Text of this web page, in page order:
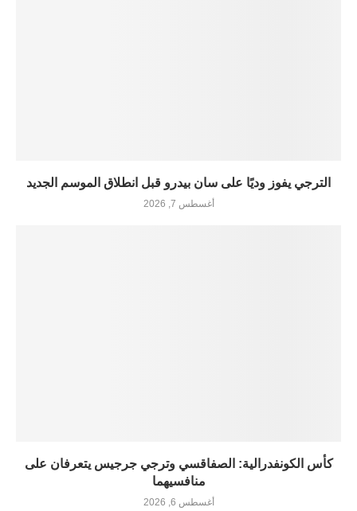
الترجي يفوز وديًا على سان بيدرو قبل انطلاق الموسم الجديد
أغسطس 7, 2026
كأس الكونفدرالية: الصفاقسي وترجي جرجيس يتعرفان على
منافسيهما
أغسطس 6, 2026